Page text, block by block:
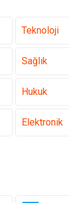
Teknoloji
Sağlık
Hukuk
Elektronik